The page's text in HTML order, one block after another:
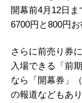
開幕前4月12日
6700円と800円お
さらに前売り券
入場できる「前
なら「開幕券」
の報道などもあ